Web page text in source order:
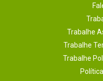
Trabalhe
Trabalhe
Trabalhe